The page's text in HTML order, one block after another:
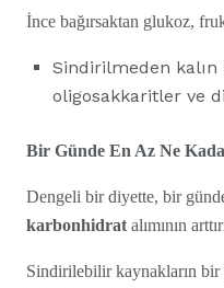
İnce bağırsaktan glukoz,
Sindirilmeden kalın
oligosakkaritler ve
Bir Günde En Az Ne
Dengeli bir diyette, bir
karbonhidrat alımının
Sindirilebilir kaynakların bir